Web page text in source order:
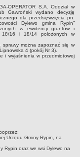
OPERATOR S.A. Oddział w
Gawroński wydano decyzję
dla przedsięwzięcia pn.
Dylewo gmina Rypin”
w ewidencji gruntów i
18/16 i 18/14 położonych w
można zapoznać się w
4 (pokój Nr 3).
i wyjaśnienia w przedmiotowej
Urzędu Gminy Rypin, na
Rypin oraz we wsi Dylewo na